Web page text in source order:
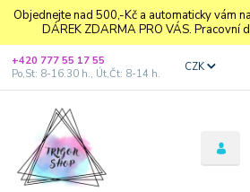
Objednejte nad 500,-Kč a automaticky vám
DÁREK ZDARMA PRO VÁS. Pracovní
CZK
+420 777 55 17 55
Po,St: 8-16.30 h., Út,Čt: 8-14 h.